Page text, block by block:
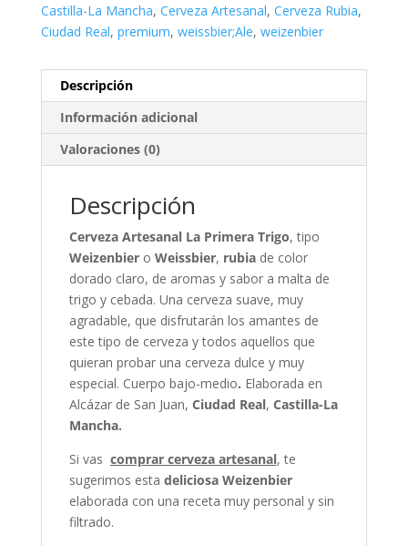
Castilla-La Mancha, Cerveza Artesanal, Cerveza Rubia,
Ciudad Real, premium, weissbier;Ale, weizenbier
Descripción
Información adicional
Valoraciones (0)
Descripción
Cerveza Artesanal La Primera Trigo, tipo
Weizenbier o Weissbier, rubia de color
dorado claro, de aromas y sabor a malta de
trigo y cebada. Una cerveza suave, muy
agradable, que disfrutarán los amantes de
este tipo de cerveza y todos aquellos que
quieran probar una cerveza dulce y muy
especial. Cuerpo bajo-medio. Elaborada en
Alcázar de San Juan, Ciudad Real, Castilla-La
Mancha.
Si vas comprar cerveza artesanal, te
sugerimos esta deliciosa Weizenbier
elaborada con una receta muy personal y sin
filtrado.